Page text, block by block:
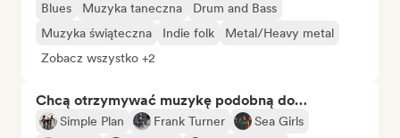
Blues Muzyka taneczna
Drum and Bass
Muzyka świąteczna
Indie folk
Metal/Heavy metal
Zobacz wszystko +2
Chcą otrzymywać muzykę podobną do…
Simple Plan Frank Turner
Sea Girls